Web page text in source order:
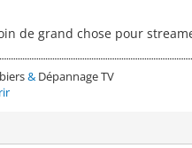
de grand chose pour
&Dépannage TV